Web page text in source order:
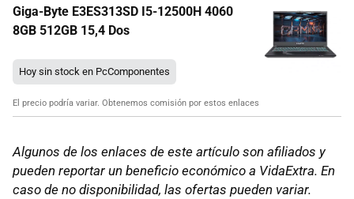
Giga-Byte E3ES313SD I5-12500H 4060
8GB 512GB 15,4 Dos
Hoy sin stock en PcComponentes
El precio podría variar. Obtenemos comisión por estos enlaces
Algunos de los enlaces de este artículo son afiliados y
pueden reportar un beneficio económico a VidaExtra. En
caso de no disponibilidad, las ofertas pueden variar.